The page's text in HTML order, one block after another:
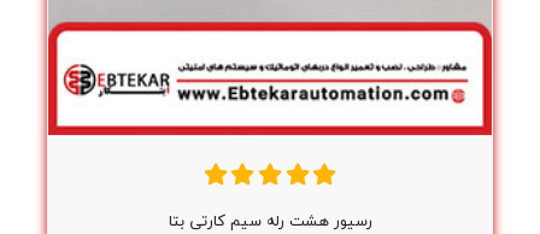
رسیور هشت رله سیم کارتی بتا